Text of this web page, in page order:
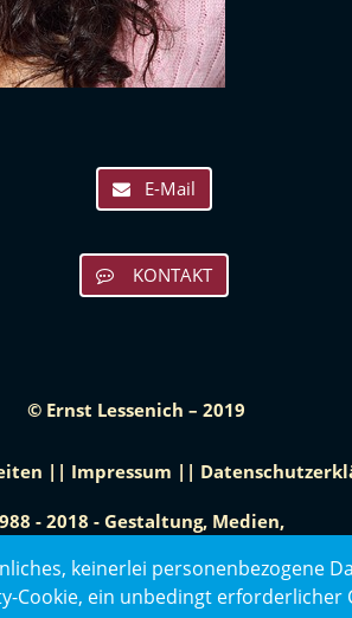
keinerlei personenbezogene
ein unbedingt erforderlicher
E-Mail
KONTAKT
© Ernst Lessenich – 2019
| | Impressum | |
- 2018 - Gestaltung, Medien,